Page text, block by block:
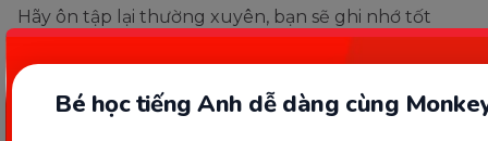
Bé học tiếng Anh dễ dàng cùng
Hãy ôn tập lại thường xuyên, bạn sẽ ghi nhớ tốt
xác.